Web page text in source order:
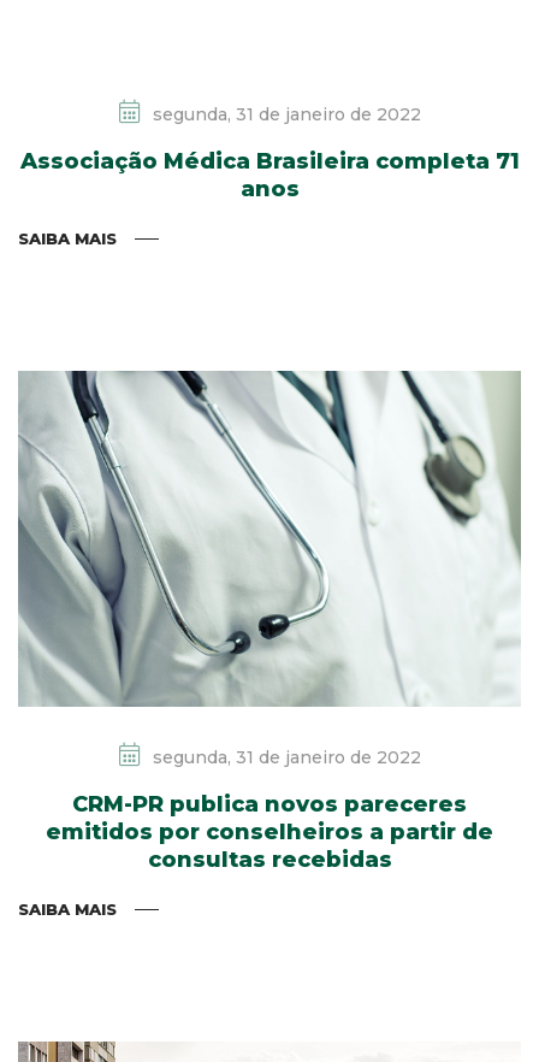
segunda, 31 de janeiro de 2022
Associação Médica Brasileira completa 71
anos
SAIBA MAIS
segunda, 31 de janeiro de 2022
CRM-PR publica novos pareceres
emitidos por conselheiros a partir de
consultas recebidas
SAIBA MAIS